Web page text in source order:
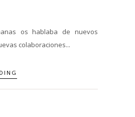
os hablaba de nuevos
colaboraciones...